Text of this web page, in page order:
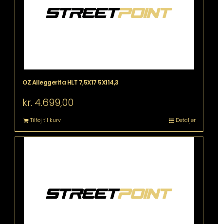
OZ Alleggerita HLT 7,5X17 5X114,3
kr. 4.699,00
Tilføj til kurv Detaljer